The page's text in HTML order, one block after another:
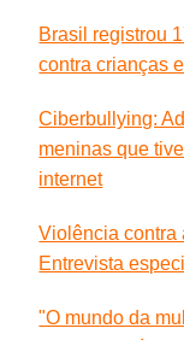
Brasil registrou
contra crianças
Ciberbullying:
meninas que
internet
Violência contra
Entrevista
"O mundo da